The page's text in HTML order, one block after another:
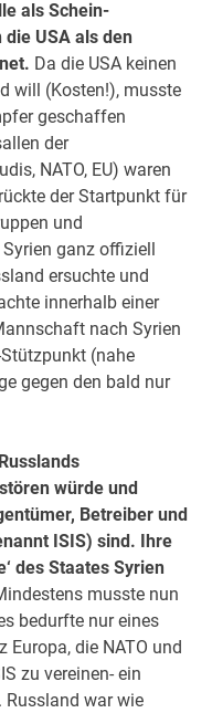
als Schein-
USA als den
Da die USA keinen
will (Kosten!), musste
geschaffen
der
NATO, EU) waren
der Startpunkt für
und
ganz offiziell
ersuchte und
innerhalb einer
nach Syrien
(nahe
gegen den bald nur
würde und
Betreiber und
ISIS) sind. Ihre
des Staates Syrien
musste nun
bedurfte nur eines
Europa, die NATO und
zu vereinen- ein
Russland war wie